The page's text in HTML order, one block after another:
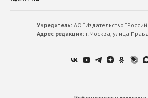
Учредитель:АО “Издательство
Адрес редакции:г.Москва, улица